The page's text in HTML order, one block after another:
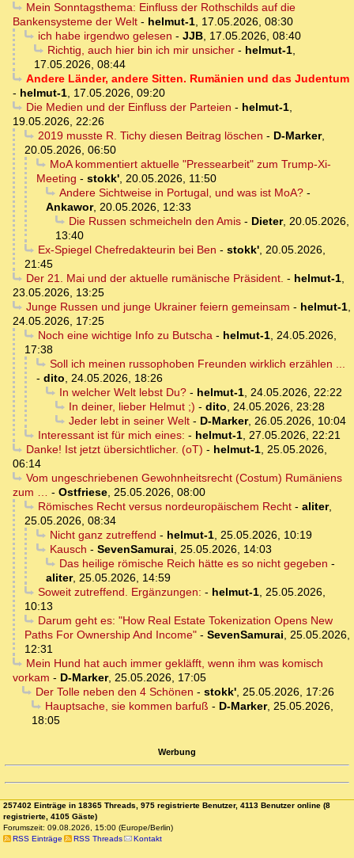
Mein Sonntagsthema: Einfluss der Rothschilds auf die
Bankensysteme der Welt - helmut-1, 17.05.2026, 08:30
ich habe irgendwo gelesen - JJB, 17.05.2026, 08:40
Richtig, auch hier bin ich mir unsicher- helmut-1,
17.05.2026, 08:44
Andere Länder, andere Sitten. Rumänien und das Judentum
- helmut-1, 17.05.2026, 09:20
Die Medien und der Einfluss der Parteien - helmut-1,
19.05.2026, 22:26
2019 musste R. Tichy diesen Beitrag löschen - D-Marker,
20.05.2026, 06:50
MoA kommentiert aktuelle "Pressearbeit" zum Trump-Xi-
Meeting - stokk', 20.05.2026, 11:50
Andere Sichtweise in Portugal, und was ist MoA?-
Ankawor, 20.05.2026, 12:33
Die Russen schmeicheln den Amis- Dieter, 20.05.2026,
13:40
Ex-Spiegel Chefredakteurin bei Ben - stokk', 20.05.2026,
21:45
Der 21. Mai und der aktuelle rumänische Präsident. - helmut-1,
23.05.2026, 13:25
Junge Russen und junge Ukrainer feiern gemeinsam - helmut-1,
24.05.2026, 17:25
Noch eine wichtige Info zu Butscha- helmut-1, 24.05.2026,
17:38
Soll ich meinen russophoben Freunden wirklich erzählen ...
- dito, 24.05.2026, 18:26
In welcher Welt lebst Du?- helmut-1, 24.05.2026, 22:22
In deiner, lieber Helmut ;) - dito, 24.05.2026, 23:28
Jeder lebt in seiner Welt- D-Marker, 26.05.2026, 10:04
Interessant ist für mich eines: - helmut-1, 27.05.2026, 22:21
Danke! Ist jetzt übersichtlicher. (oT) - helmut-1, 25.05.2026,
06:14
Vom ungeschriebenen Gewohnheitsrecht (Costum) Rumäniens
zum … - Ostfriese, 25.05.2026, 08:00
Römisches Recht versus nordeuropäischem Recht- aliter,
25.05.2026, 08:34
Nicht ganz zutreffend - helmut-1, 25.05.2026, 10:19
Kausch - SevenSamurai, 25.05.2026, 14:03
Das heilige römische Reich hätte es so nicht gegeben -
aliter, 25.05.2026, 14:59
Soweit zutreffend. Ergänzungen: - helmut-1, 25.05.2026,
10:13
Darum geht es: "How Real Estate Tokenization Opens New
Paths For Ownership And Income" - SevenSamurai, 25.05.2026,
12:31
Mein Hund hat auch immer gekläfft, wenn ihm was komisch
vorkam - D-Marker, 25.05.2026, 17:05
Der Tolle neben den 4 Schönen - stokk', 25.05.2026, 17:26
Hauptsache, sie kommen barfuß - D-Marker, 25.05.2026,
18:05
Werbung
257402 Einträge in 18365 Threads, 975 registrierte Benutzer, 4113 Benutzer online (8
registrierte, 4105 Gäste)
Forumszeit: 09.08.2026, 15:00 (Europe/Berlin)
RSS Einträge
RSS Threads Kontakt